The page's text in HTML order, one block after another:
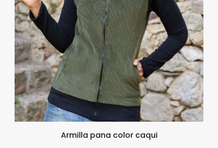
Armilla pana color caqui